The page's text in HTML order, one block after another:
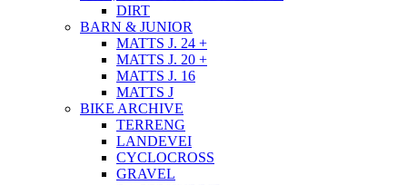
DIRT
BARN & JUNIOR
MATTS J. 24 +
MATTS J. 20 +
MATTS J. 16
MATTS J
BIKE ARCHIVE
TERRENG
LANDEVEI
CYCLOCROSS
GRAVEL